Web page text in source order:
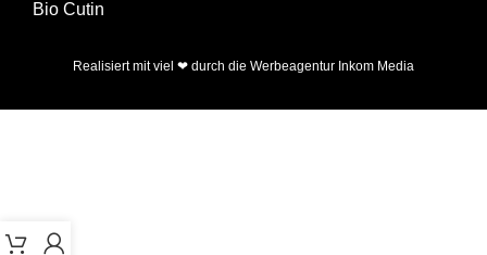
Bio Cutin
Realisiert mit viel ❤ durch die Werbeagentur Inkom Media